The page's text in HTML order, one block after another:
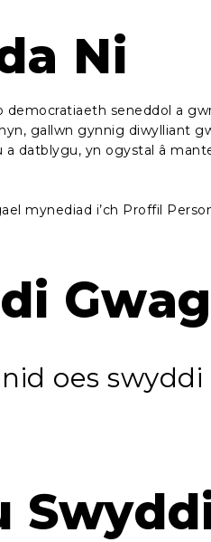
Ni
seneddol a
gallwn gynnig diwylliant
datblygu, yn ogystal â
mynediad i’ch Proffil
Gwag
oes